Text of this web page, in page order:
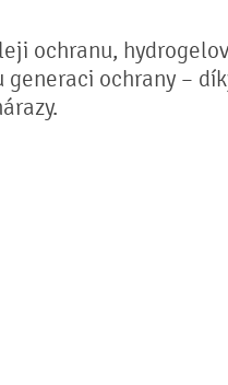
ochranu,
generaci ochrany –